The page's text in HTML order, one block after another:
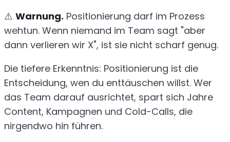
⚠️ Warnung. Positionierung darf im Prozess
wehtun. Wenn niemand im Team sagt "aber
dann verlieren wir X", ist sie nicht scharf genug.
Die tiefere Erkenntnis: Positionierung ist die
Entscheidung, wen du enttäuschen willst. Wer
das Team darauf ausrichtet, spart sich Jahre
Content, Kampagnen und Cold-Calls, die
nirgendwo hin führen.